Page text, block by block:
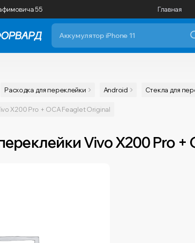
55 Главная
Расходка для переклейки Android Cтекла для
X200 Pro + OCA Feaglet Original
Vivo X200 Pro +